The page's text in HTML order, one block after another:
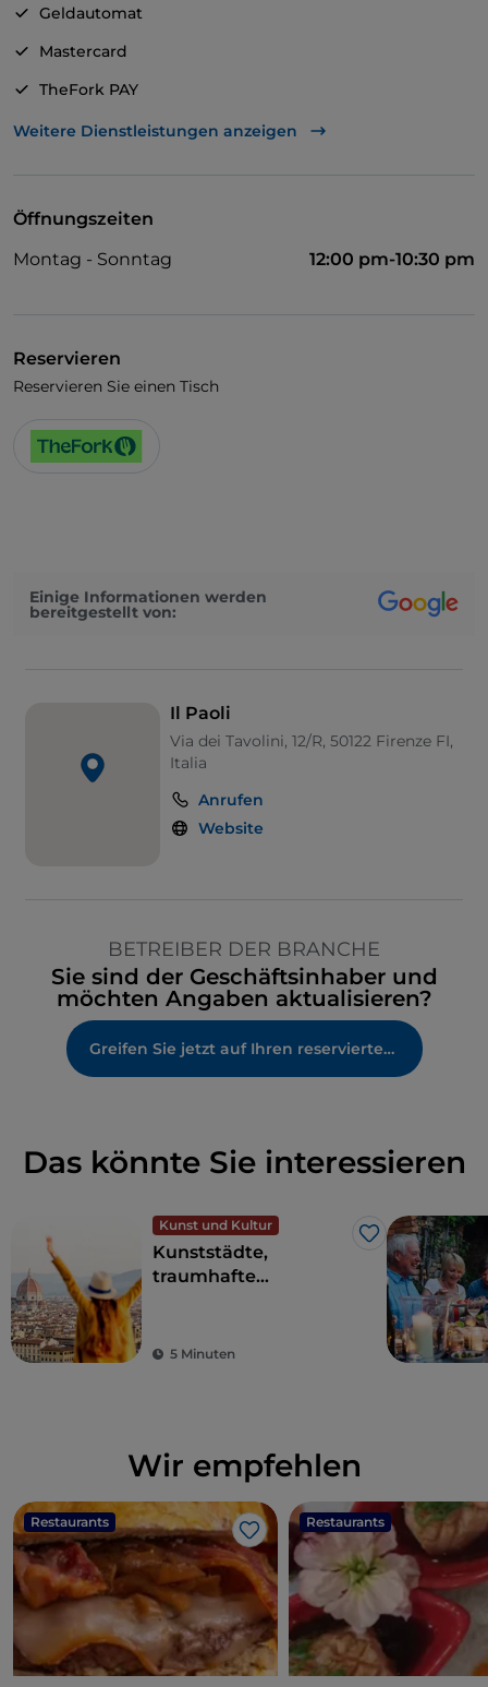
Geldautomat
Mastercard
TheFork PAY
UnionPay über TheFork PAY
Weitere Dienstleistungen anzeigen
Öffnungszeiten
Montag - Sonntag
12:00 pm-10:30 pm
Reservieren
Reservieren Sie einen Tisch
Einige Informationen werden
bereitgestellt von:
Il Paoli
Via dei Tavolini, 12/R, 50122 Firenze FI,
Italia
Anrufen
Website
BETREIBER DER BRANCHE
Sie sind der Geschäftsinhaber und
möchten Angaben aktualisieren?
Greifen Sie jetzt auf Ihren reservierten Bereich zu
Das könnte Sie interessieren
Kunst und Kultur
Like
Kunststädte,
traumhafte
Toskana ist der Traum
5 Minuten
Wir empfehlen
Restaurants
Like
Restaurants